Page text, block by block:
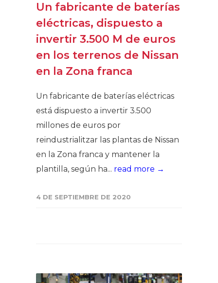
Un fabricante de baterías
eléctricas, dispuesto a
invertir 3.500 M de euros
en los terrenos de Nissan
en la Zona franca
Un fabricante de baterías eléctricas
está dispuesto a invertir 3.500
millones de euros por
reindustrialitzar las plantas de Nissan
en la Zona franca y mantener la
plantilla, según ha... read more →
4 DE SEPTIEMBRE DE 2020